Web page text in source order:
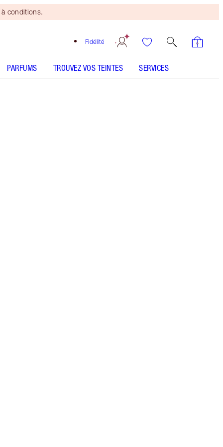
conditions.
Fidélité
PARFUMS TROUVEZ VOS TEINTES SERVICES